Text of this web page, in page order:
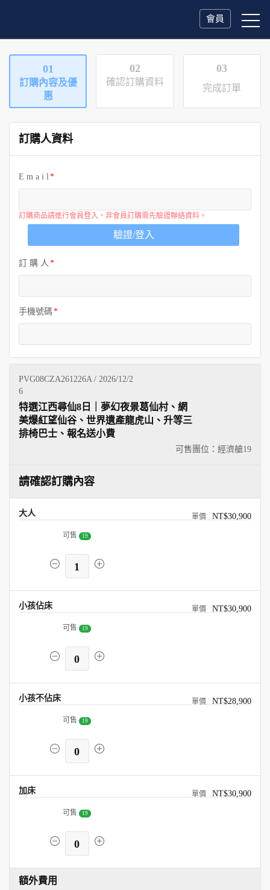
會員
01
訂購內容及優
惠
02
確認訂購資料
03
完成訂單
訂購人資料
E m a i l
訂購商品請進行會員登入，非會員訂購需先驗證聯絡資料。
驗證/登入
訂 購 人
手機號碼
PVG08CZA261226A / 2026/12/2
6
可售團位：經濟艙19
特選江西尋仙8日｜夢幻夜景葛仙村、網
美爆紅望仙谷、世界遺產龍虎山、升等三
排椅巴士、報名送小費
請確認訂購內容
大人 NT$30,900
可售 19
1
小孩佔床 NT$30,900
可售 19
0
小孩不佔床 NT$28,900
可售 19
0
加床 NT$30,900
可售 19
0
額外費用